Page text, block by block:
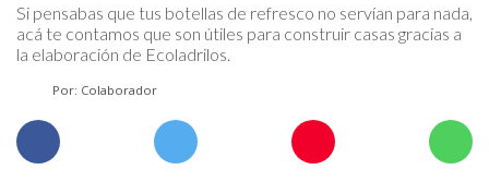
Si pensabas que tus botellas de refresco no servían para nada,
acá te contamos que son útiles para construir casas gracias a
la elaboración de Ecoladrilos.
Por: Colaborador